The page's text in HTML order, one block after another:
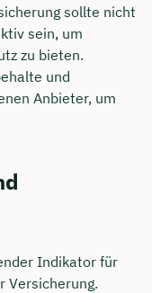
sollte nicht
sein, um
zu bieten.
und
Anbieter, um
Indikator für
Versicherung.